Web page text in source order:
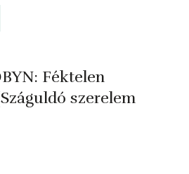
Féktelen
szerelem